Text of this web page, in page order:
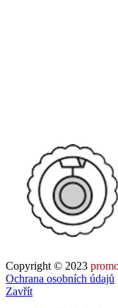
Copyright © 2023
Ochrana osobních údajů
Zavřít